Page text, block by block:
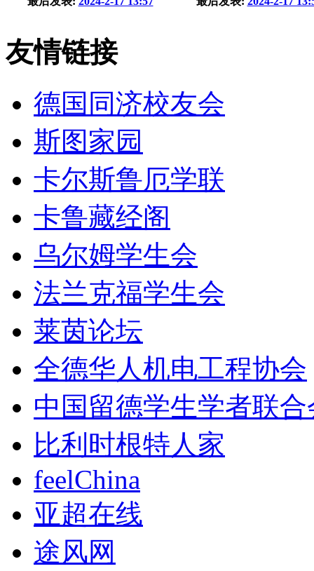
友情链接
德国同济校友会
斯图家园
卡尔斯鲁厄学联
卡鲁藏经阁
乌尔姆学生会
法兰克福学生会
莱茵论坛
全德华人机电工程协会
中国留德学生学者联合
比利时根特人家
feelChina
亚超在线
途风网